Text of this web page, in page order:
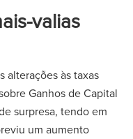
valias
alterações às taxas
Ganhos de Capital
surpresa, tendo em
um aumento